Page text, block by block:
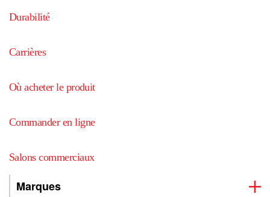
Durabilité
Carrières
Où acheter le produit
Commander en ligne
Salons commerciaux
Marques